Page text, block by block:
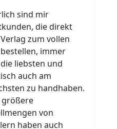
sind mir
die direkt
zum vollen
immer
liebsten und
auch am
zu handhaben.
größere
von
haben auch